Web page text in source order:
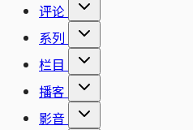
评论
系列
栏目
播客
影音